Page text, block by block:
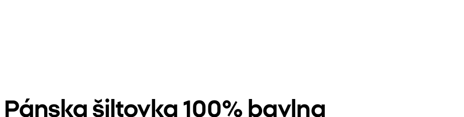
Pánska šiltovka 100% bavlna